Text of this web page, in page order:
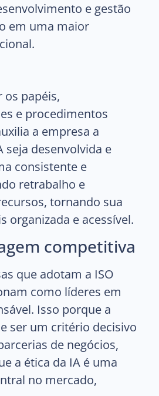
e gestão
em uma maior
os papéis,
e procedimentos
a empresa a
seja desenvolvida e
consistente e
retrabalho e
tornando sua
organizada e acessível.
competitiva
que adotam a ISO
como líderes em
Isso porque a
ser um critério decisivo
de negócios,
a ética da IA é uma
no mercado,